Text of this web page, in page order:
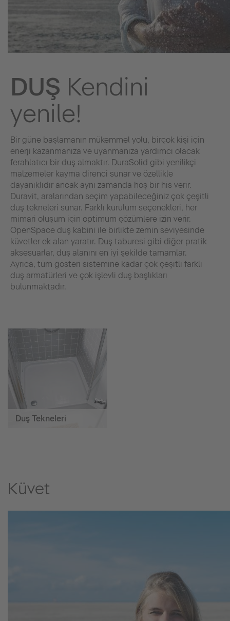
DUŞ Kendini
yenile!
Bir güne başlamanın mükemmel yolu, birçok kişi için
enerji kazanmanıza ve uyanmanıza yardımcı olacak
ferahlatıcı bir duş almaktır. DuraSolid gibi yenilikçi
malzemeler kayma direnci sunar ve özellikle
dayanıklıdır ancak aynı zamanda hoş bir his verir.
Duravit, aralarından seçim yapabileceğiniz çok çeşitli
duş tekneleri sunar. Farklı kurulum seçenekleri, her
mimari oluşum için optimum çözümlere izin verir.
OpenSpace duş kabini ile birlikte zemin seviyesinde
küvetler ek alan yaratır. Duş taburesi gibi diğer pratik
aksesuarlar, duş alanını en iyi şekilde tamamlar.
Ayrıca, tüm gösteri sistemine kadar çok çeşitli farklı
duş armatürleri ve çok işlevli duş başlıkları
bulunmaktadır.
Duş Tekneleri
Küvet